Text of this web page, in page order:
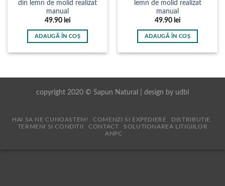
din lemn de molid realizat
manual
49.90 lei
ADAUGĂ ÎN COȘ
lemn de molid realizat
manual
49.90 lei
ADAUGĂ ÎN COȘ
copyright 2020 © Sapun Natural | design by udbi
HAI SA NE CUNOASTEM! COMENZI SI EXPEDIERE
DISTRIBUTIE
TERMENI SI CONDITII
CONTACT
SOLUTIONAREA LITIGIILOR
ANPC